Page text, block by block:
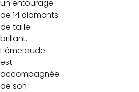
un entourage
de 14 diamants
de taille
brillant.
L’émeraude
est
accompagnée
de son